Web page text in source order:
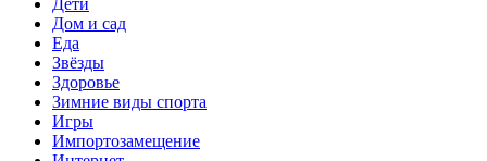
Дом и сад
Еда
Звёзды
Здоровье
Зимние виды спорта
Игры
Импортозамещение